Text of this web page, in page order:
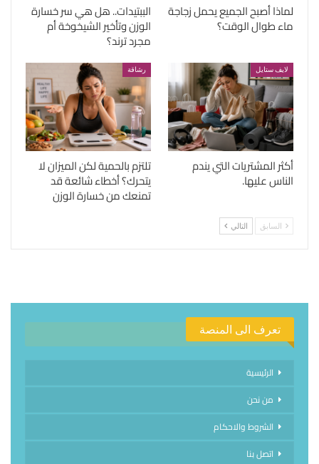
لماذا أصبح الجميع يحمل زجاجة
ماء طوال الوقت؟
الببتيدات.. هل هي سر خسارة
الوزن وتأخير الشيخوخة أم
مجرد ترند؟
لايف ستايل
أكثر المشتريات التي يندم
الناس عليها.
رشاقة
تلتزم بالحمية لكن الميزان لا
يتحرك؟ أخطاء شائعة قد
تمنعك من خسارة الوزن
السابق التالي
تعرف الى المنصة
الرئيسية
من نحن
الشروط والاحكام
اتصل بنا